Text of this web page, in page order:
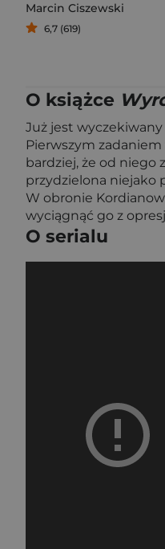
Marcin Ciszewski
6,7 (619)
O książce
Już jest wyczekiwany
Pierwszym
bardziej, że od niego
przydzielona niejako
W obronie
wyciągnąć go z
O serialu